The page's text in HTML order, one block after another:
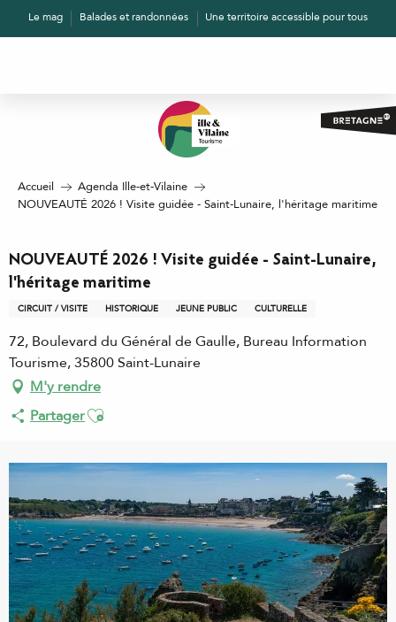
AllerLe mag Balades et randonnées Une territoire accessible pour tous
Accueil
Agenda Ille-et-Vilaine
NOUVEAUTÉ 2026 ! Visite guidée - Saint-Lunaire, l'héritage maritime
NOUVEAUTÉ 2026 ! Visite guidée - Saint-Lunaire,
l'héritage maritime
CIRCUIT / VISITE HISTORIQUE JEUNE PUBLIC CULTURELLE
72, Boulevard du Général de Gaulle, Bureau Information
Tourisme, 35800 Saint-Lunaire
M'y rendre
PartagerAjouter aux favoris